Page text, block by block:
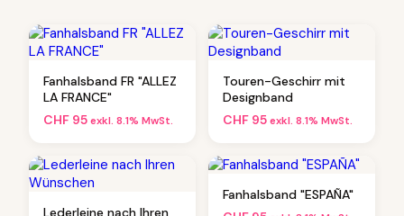
Fanhalsband FR "ALLEZ
LA FRANCE"
CHF 95exkl. 8.1% MwSt.
Touren-Geschirr mit
Designband
CHF 95exkl. 8.1% MwSt.
Lederleine nach Ihren
Fanhalsband "ESPAÑA"